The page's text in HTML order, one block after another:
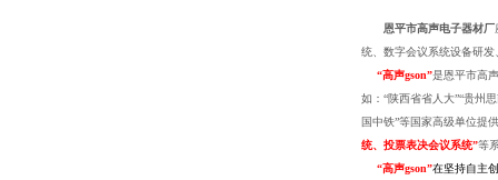
恩平市高声电子器材厂
统、数字会议系统设备研发
“高声gson”是恩平市高
如： “陕西省省人大”“贵州
国中铁”等国家高级单位提
统、投票表决会议系统”等
“高声gson”在坚持自主